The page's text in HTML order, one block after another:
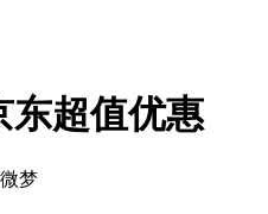
东超值优惠
梦